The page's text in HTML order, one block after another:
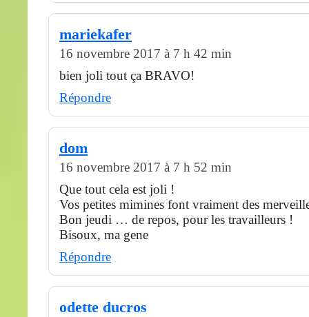
mariekafer
16 novembre 2017 à 7 h 42 min
bien joli tout ça BRAVO!
Répondre
dom
16 novembre 2017 à 7 h 52 min
Que tout cela est joli !
Vos petites mimines font vraiment des
Bon jeudi … de repos, pour les travailleurs !
Bisoux, ma gene
Répondre
odette ducros